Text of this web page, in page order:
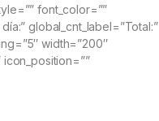
font_color=””
global_cnt_label=”Total:”
width=”200″